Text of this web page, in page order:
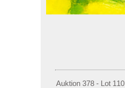
Auktion 378 - Lot 110